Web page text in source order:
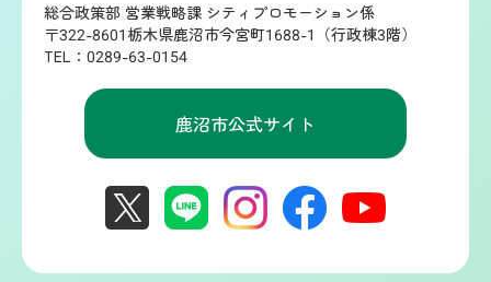
総合政策部 営業戦略課 シティプロモーション係
〒322-8601栃木県鹿沼市今宮町1688-1（行政棟3階）
TEL：0289-63-0154
鹿沼市公式サイト